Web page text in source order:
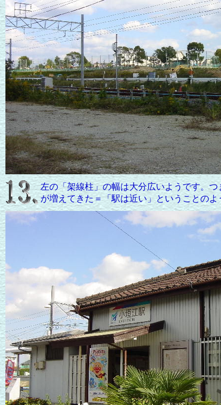
左の「架線柱」の幅は大分広いようです。
が増えてきた＝「駅は近い」ということのよ